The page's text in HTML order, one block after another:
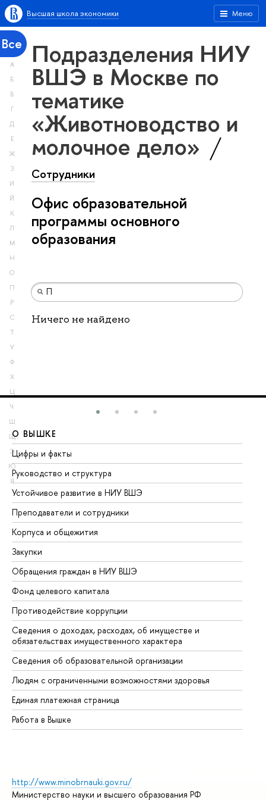
Меню
Высшая школа экономики
Все
А
Б
В
Г
Д
Е
Ж
З
И
Й
К
Л
М
Н
О
П
Р
С
Т
У
Ф
Х
Ц
Ч
Ш
Щ
Э
Ю
Я
Подразделения НИУ
ВШЭ в Москве по
тематике
«Животноводство и
молочное дело»
Сотрудники
Офис образовательной
программы основного
образования
Ничего не найдено
О ВЫШКЕ
Цифры и факты
Руководство и структура
Устойчивое развитие в НИУ ВШЭ
Преподаватели и сотрудники
Корпуса и общежития
Закупки
Обращения граждан в НИУ ВШЭ
Фонд целевого капитала
Противодействие коррупции
Сведения о доходах, расходах, об имуществе и
обязательствах имущественного характера
Сведения об образовательной организации
Людям с ограниченными возможностями здоровья
Единая платежная страница
Работа в Вышке
http://www.minobrnauki.gov.ru/
Министерство науки и высшего образования РФ